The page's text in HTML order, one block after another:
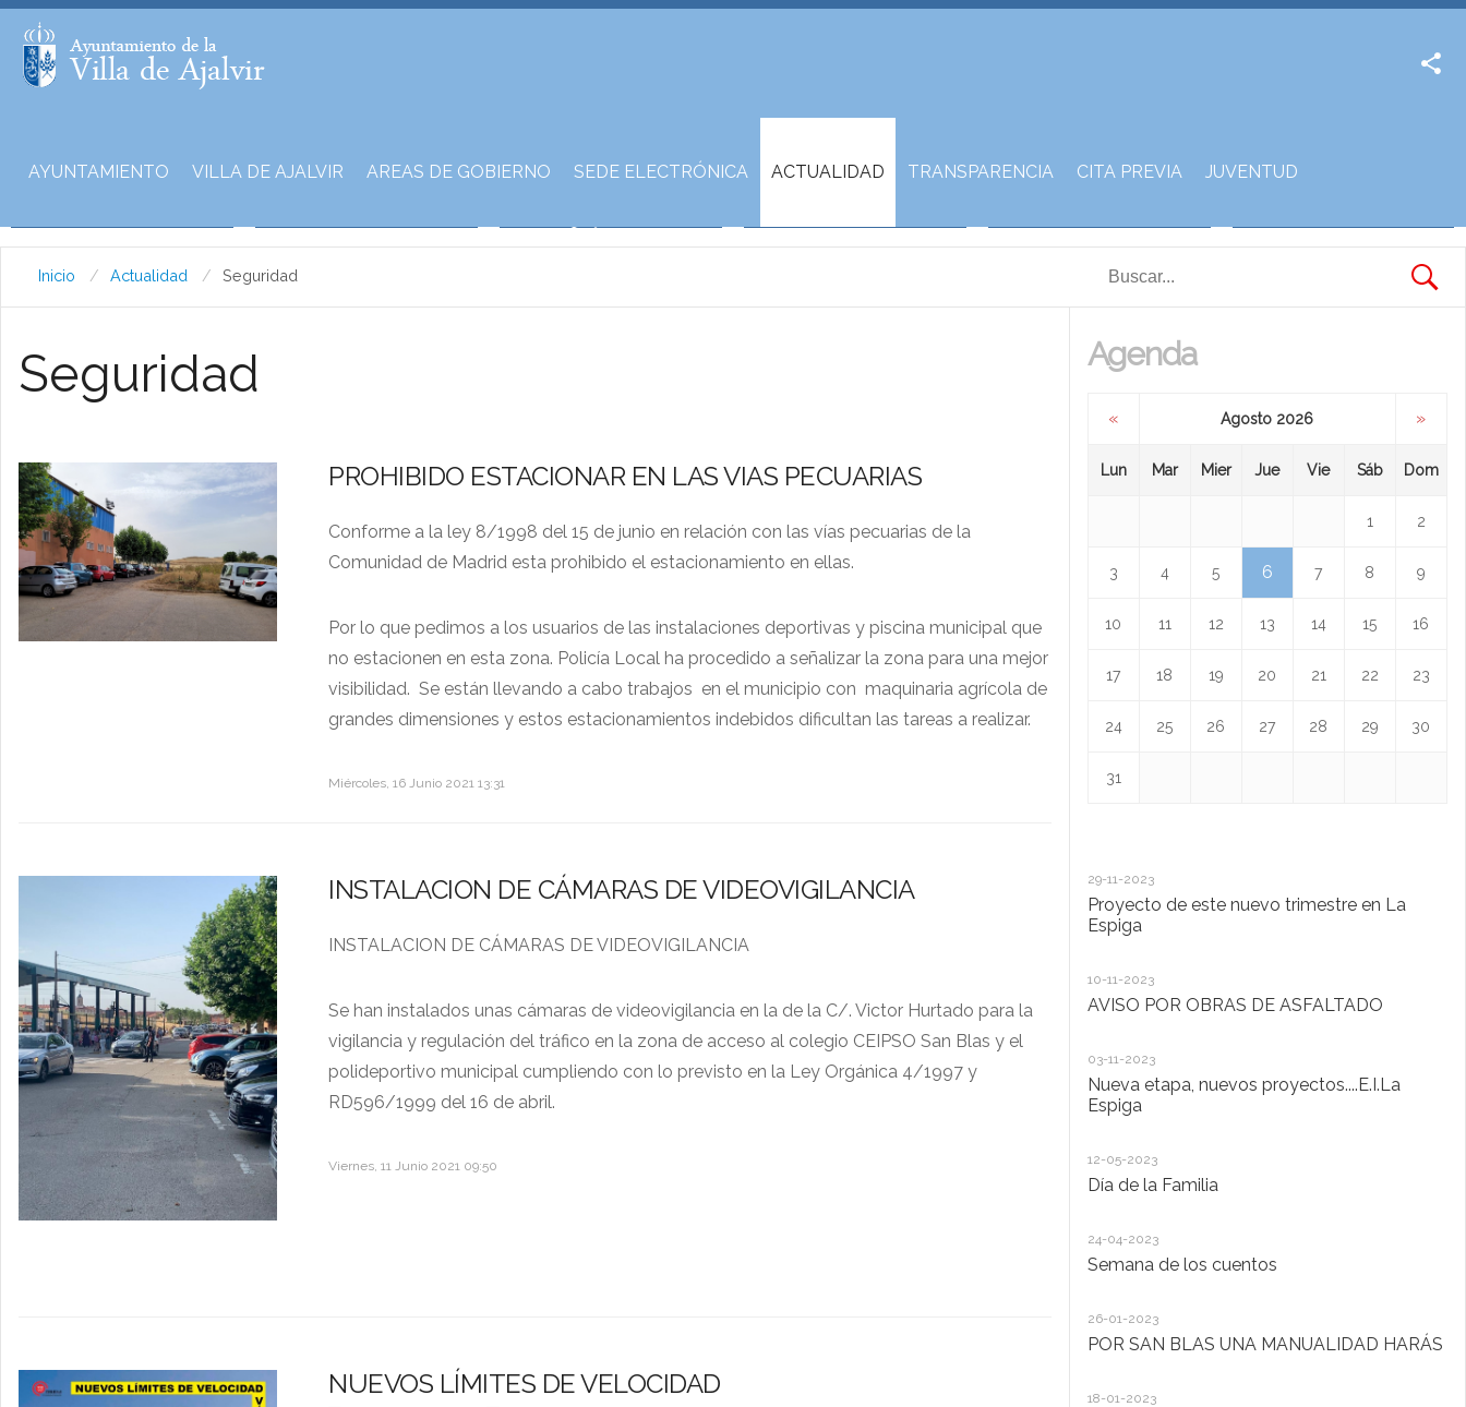
AYUNTAMIENTO VILLA DE AJALVIR AREAS DE GOBIERNO SEDE ELECTRÓNICA ACTUALIDAD TRANSPARENCIA CITA PREVIA JUVENTUD
Inicio Actualidad Seguridad
Seguridad
PROHIBIDO ESTACIONAR EN LAS VIAS PECUARIAS
Conforme a la ley 8/1998 del 15 de junio en relación con las vías pecuarias de la
Comunidad de Madrid esta prohibido el estacionamiento en ellas.
Por lo que pedimos a los usuarios de las instalaciones deportivas y piscina municipal que
no estacionen en esta zona. Policía Local ha procedido a señalizar la zona para una mejor
visibilidad. Se están llevando a cabo trabajos en el municipio con maquinaria agrícola de
grandes dimensiones y estos estacionamientos indebidos dificultan las tareas a realizar.
Miércoles, 16 Junio 2021 13:31
INSTALACION DE CÁMARAS DE VIDEOVIGILANCIA
INSTALACION DE CÁMARAS DE VIDEOVIGILANCIA
Se han instalados unas cámaras de videovigilancia en la de la C/. Victor Hurtado para la
vigilancia y regulación del tráfico en la zona de acceso al colegio CEIPSO San Blas y el
polideportivo municipal cumpliendo con lo previsto en la Ley Orgánica 4/1997 y
RD596/1999 del 16 de abril.
Viernes, 11 Junio 2021 09:50
NUEVOS LÍMITES DE VELOCIDAD
Agenda
« Agosto 2026 »
Lun Mar Mier Jue Vie Sáb Dom
1 2
3 4 5 6 7 8 9
10 11 12 13 14 15 16
17 18 19 20 21 22 23
24 25 26 27 28 29 30
31
29-11-2023
Proyecto de este nuevo trimestre en La
Espiga
10-11-2023
AVISO POR OBRAS DE ASFALTADO
03-11-2023
Nueva etapa, nuevos proyectos....E.I.La
Espiga
12-05-2023
Día de la Familia
24-04-2023
Semana de los cuentos
26-01-2023
POR SAN BLAS UNA MANUALIDAD HARÁS
18-01-2023